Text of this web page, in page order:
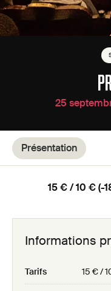
25
Présentation
15 € / 10 € (-
Informations
Tarifs 15 € /